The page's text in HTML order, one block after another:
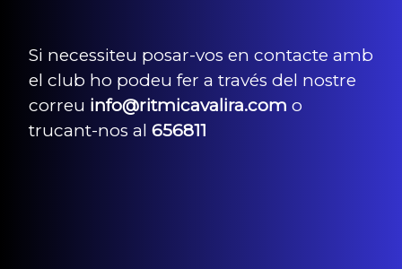
Si necessiteu posar-vos en contacte amb
el club ho podeu fer a través del nostre
correu info@ritmicavalira.com o
trucant-nos al 656811